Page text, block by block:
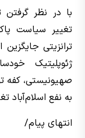
با در نظر
تغییر سیاست
ترانزیتی
ژئوپلیتیک
صهیونیستی، کفه
به نفع اسلام‌آباد
انتهای پیام/